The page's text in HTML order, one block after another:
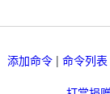
添加命令 | 命令列表